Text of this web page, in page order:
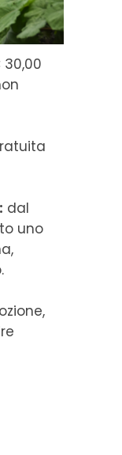
dal
uno